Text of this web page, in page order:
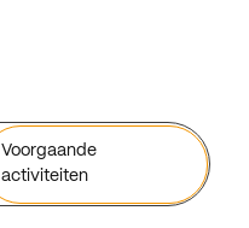
Voorgaande
activiteiten